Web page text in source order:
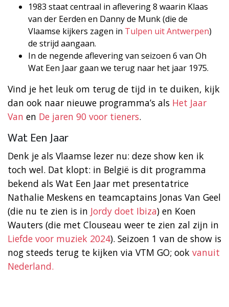
1983 staat centraal in aflevering 8 waarin Klaas
van der Eerden en Danny de Munk (die de
Vlaamse kijkers zagen in Tulpen uit Antwerpen)
de strijd aangaan.
In de negende aflevering van seizoen 6 van Oh
Wat Een Jaar gaan we terug naar het jaar 1975.
Vind je het leuk om terug de tijd in te duiken, kijk
dan ook naar nieuwe programma’s als Het Jaar
Van en De jaren 90 voor tieners.
Wat Een Jaar
Denk je als Vlaamse lezer nu: deze show ken ik
toch wel. Dat klopt: in België is dit programma
bekend als Wat Een Jaar met presentatrice
Nathalie Meskens en teamcaptains Jonas Van Geel
(die nu te zien is in Jordy doet Ibiza) en Koen
Wauters (die met Clouseau weer te zien zal zijn in
Liefde voor muziek 2024). Seizoen 1 van de show is
nog steeds terug te kijken via VTM GO; ook vanuit
Nederland.